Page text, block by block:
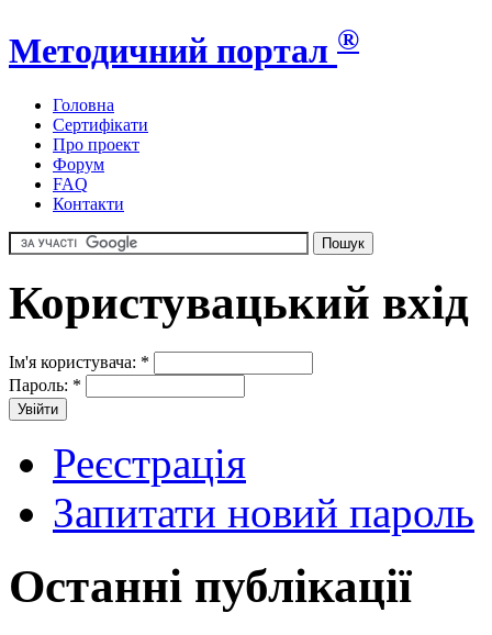
Методичний портал ®
Головна
Сертифікати
Про проект
Форум
FAQ
Контакти
Користувацький вхід
Ім'я користувача: *
Пароль: *
Реєстрація
Запитати новий пароль
Останні публікації